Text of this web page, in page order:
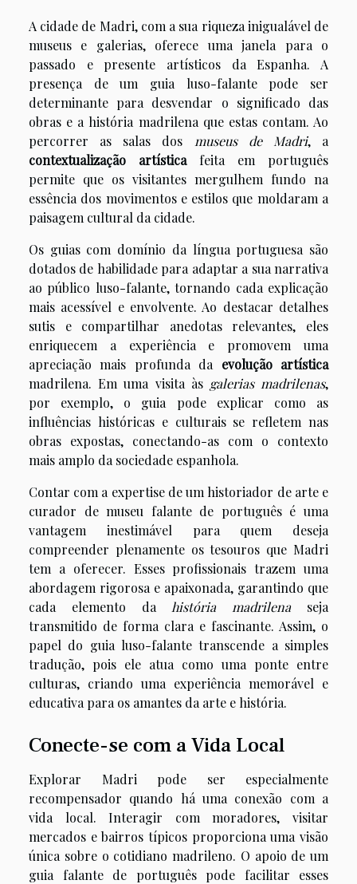
A cidade de Madri, com a sua riqueza inigualável de
museus e galerias, oferece uma janela para o
passado e presente artísticos da Espanha. A
presença de um guia luso-falante pode ser
determinante para desvendar o significado das
obras e a história madrilena que estas contam. Ao
percorrer as salas dos museus de Madri, a
contextualização artísticafeita em português
permite que os visitantes mergulhem fundo na
essência dos movimentos e estilos que moldaram a
paisagem cultural da cidade.
Os guias com domínio da língua portuguesa são
dotados de habilidade para adaptar a sua narrativa
ao público luso-falante, tornando cada explicação
mais acessível e envolvente. Ao destacar detalhes
sutis e compartilhar anedotas relevantes, eles
enriquecem a experiência e promovem uma
apreciação mais profunda da evolução artística
madrilena. Em uma visita às galerias madrilenas,
por exemplo, o guia pode explicar como as
influências históricas e culturais se refletem nas
obras expostas, conectando-as com o contexto
mais amplo da sociedade espanhola.
Contar com a expertise de um historiador de arte e
curador de museu falante de português é uma
vantagem inestimável para quem deseja
compreender plenamente os tesouros que Madri
tem a oferecer. Esses profissionais trazem uma
abordagem rigorosa e apaixonada, garantindo que
cada elemento dahistória madrilena seja
transmitido de forma clara e fascinante. Assim, o
papel do guia luso-falante transcende a simples
tradução, pois ele atua como uma ponte entre
culturas, criando uma experiência memorável e
educativa para os amantes da arte e história.
Conecte-se com a Vida Local
Explorar Madri pode ser especialmente
recompensador quando há uma conexão com a
vida local. Interagir com moradores, visitar
mercados e bairros típicos proporciona uma visão
única sobre o cotidiano madrileno. O apoio de um
guia falante de português pode facilitar esses